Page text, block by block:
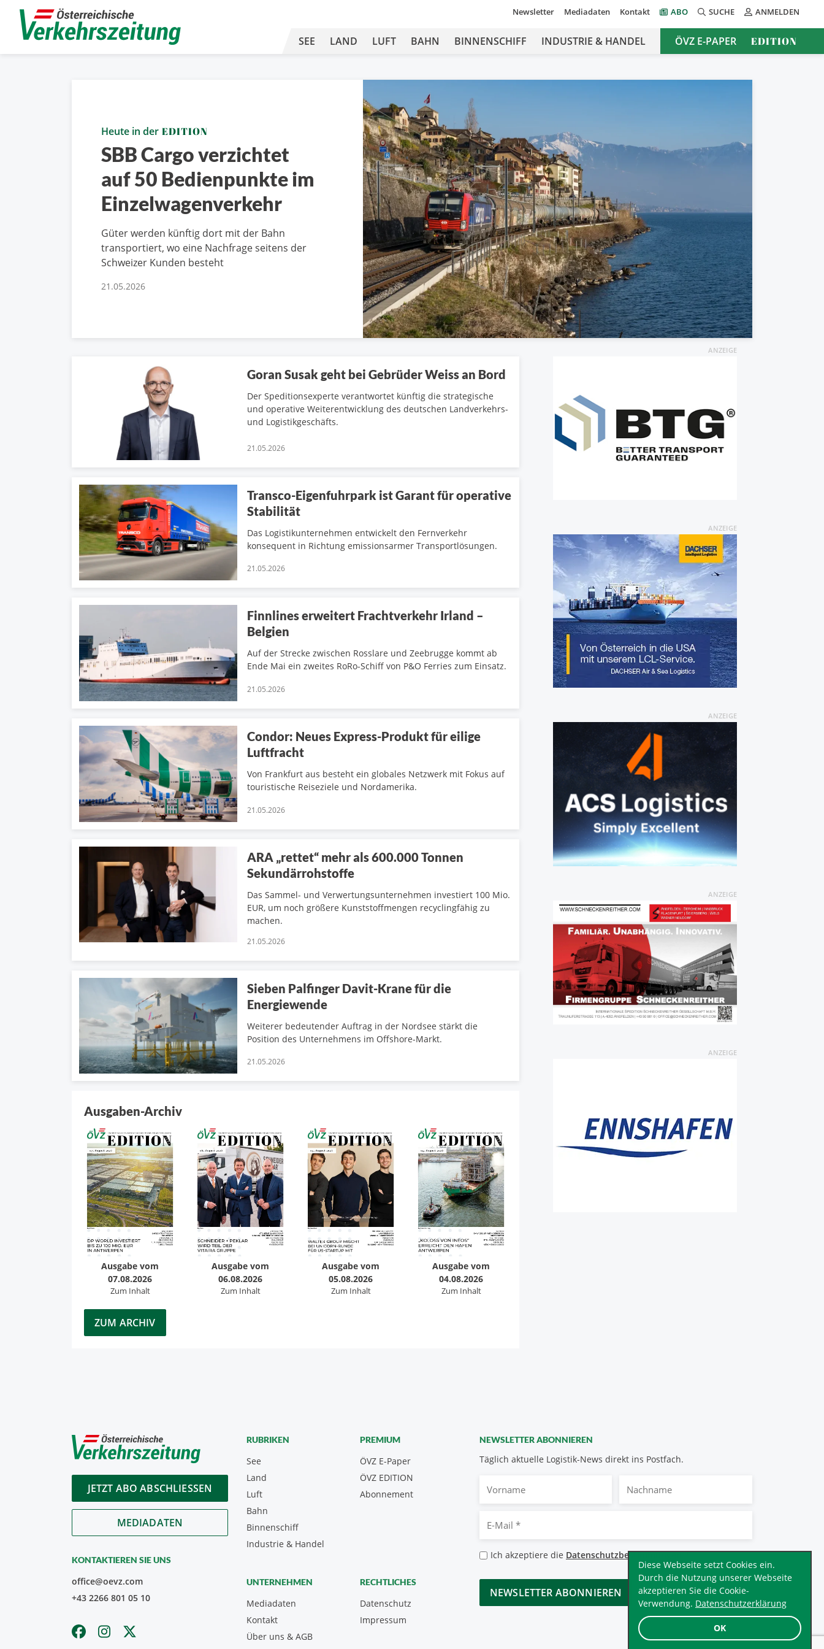
OK
Diese Webseite setzt Cookies ein.
Durch die Nutzung unserer Webseite
akzeptieren Sie die Cookie-
Verwendung. Datenschutzerklärung
Newsletter Mediadaten Kontakt ABO SUCHE ANMELDEN
SEE LAND LUFT BAHN BINNENSCHIFF INDUSTRIE & HANDEL ÖVZ E-PAPER EDITION
Heute in der EDITION
SBB Cargo verzichtet
auf 50 Bedienpunkte im
Einzelwagenverkehr
Güter werden künftig dort mit der Bahn
transportiert, wo eine Nachfrage seitens der
Schweizer Kunden besteht
21.05.2026
Goran Susak geht bei Gebrüder Weiss an Bord
Der Speditionsexperte verantwortet künftig die strategische
und operative Weiterentwicklung des deutschen Landverkehrs-
und Logistikgeschäfts.
21.05.2026
Transco-Eigenfuhrpark ist Garant für operative
Stabilität
Das Logistikunternehmen entwickelt den Fernverkehr
konsequent in Richtung emissionsarmer Transportlösungen.
21.05.2026
Finnlines erweitert Frachtverkehr Irland –
Belgien
Auf der Strecke zwischen Rosslare und Zeebrugge kommt ab
Ende Mai ein zweites RoRo-Schiff von P&O Ferries zum Einsatz.
21.05.2026
Condor: Neues Express-Produkt für eilige
Luftfracht
Von Frankfurt aus besteht ein globales Netzwerk mit Fokus auf
touristische Reiseziele und Nordamerika.
21.05.2026
ARA „rettet“ mehr als 600.000 Tonnen
Sekundärrohstoffe
Das Sammel- und Verwertungsunternehmen investiert 100 Mio.
EUR, um noch größere Kunststoffmengen recyclingfähig zu
machen.
21.05.2026
Sieben Palfinger Davit-Krane für die
Energiewende
Weiterer bedeutender Auftrag in der Nordsee stärkt die
Position des Unternehmens im Offshore-Markt.
21.05.2026
Ausgaben-Archiv
Ausgabe vom
07.08.2026
Zum Inhalt
Ausgabe vom
06.08.2026
Zum Inhalt
Ausgabe vom
05.08.2026
Zum Inhalt
Ausgabe vom
04.08.2026
Zum Inhalt
ZUM ARCHIV
ANZEIGE
ANZEIGE
ANZEIGE
ANZEIGE
ANZEIGE
JETZT ABO ABSCHLIESSEN
MEDIADATEN
KONTAKTIEREN SIE UNS
office@oevz.com
+43 2266 801 05 10
NEWSLETTER ABONNIEREN
Täglich aktuelle Logistik-News direkt ins Postfach.
Nachname
Mail
Datenschutzbestimmungen
Ich akzeptiere die Datenschutzbestimmungen.*
CAPTCHA
RUBRIKEN
See
Land
Luft
Bahn
Binnenschiff
Industrie & Handel
PREMIUM
ÖVZ E-Paper
Abonnement
ÖVZ EDITION
UNTERNEHMEN
Mediadaten
Kontakt
Über uns & AGB
RECHTLICHES
Datenschutz
Impressum